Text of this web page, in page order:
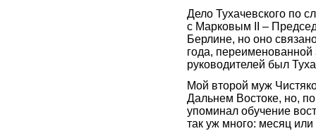
Дело Тухачевского по
с Марковым II –
Берлине, но оно
года, переименованной
руководителей был
Мой второй муж
Дальнем Востоке, но,
упоминал обучение
так уж много: месяц